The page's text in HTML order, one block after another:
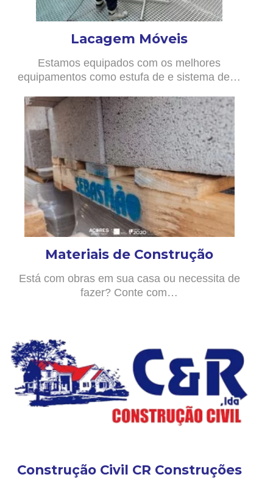
Lacagem Móveis
Estamos equipados com os melhores
equipamentos como estufa de e sistema de…
Materiais de Construção
Está com obras em sua casa ou necessita de
fazer? Conte com…
Construção Civil CR Construções